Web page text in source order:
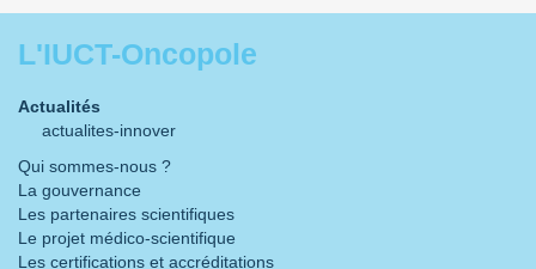
L'IUCT-Oncopole
Actualités
actualites-innover
Qui sommes-nous ?
La gouvernance
Les partenaires scientifiques
Le projet médico-scientifique
Les certifications et accréditations